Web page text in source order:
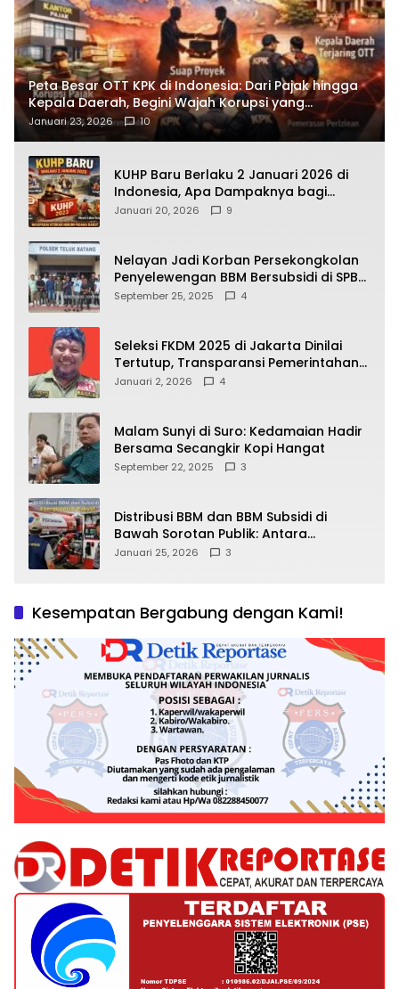
Peta Besar OTT KPK di Indonesia: Dari Pajak hingga
Kepala Daerah, Begini Wajah Korupsi yang
Terbongkar
Januari 23, 2026 10
KUHP Baru Berlaku 2 Januari 2026 di
Indonesia, Apa Dampaknya bagi
Kehidupan Warga? Ini Aturan Kunci
Januari 20, 2026 9
Nelayan Jadi Korban Persekongkolan
Penyelewengan BBM Bersubsidi di SPBU
64.78809 Teluk Batang
September 25, 2025 4
Seleksi FKDM 2025 di Jakarta Dinilai
Tertutup, Transparansi Pemerintahan
Pramono–Rano Dipertanyakan
Januari 2, 2026 4
Malam Sunyi di Suro: Kedamaian Hadir
Bersama Secangkir Kopi Hangat
September 22, 2025 3
Distribusi BBM dan BBM Subsidi di
Bawah Sorotan Publik: Antara
Kepentingan Negara, Hak Konsumen,
Januari 25, 2026 3
Kesempatan Bergabung dengan Kami!